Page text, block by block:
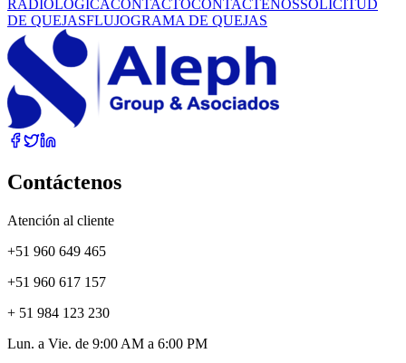
RADIOLOGICACONTACTOCONTACTENOSSOLICITUD
DE QUEJASFLUJOGRAMA DE QUEJAS
Contáctenos
Atención al cliente
+51 960 649 465
+51 960 617 157
+ 51 984 123 230
Lun. a Vie. de 9:00 AM a 6:00 PM